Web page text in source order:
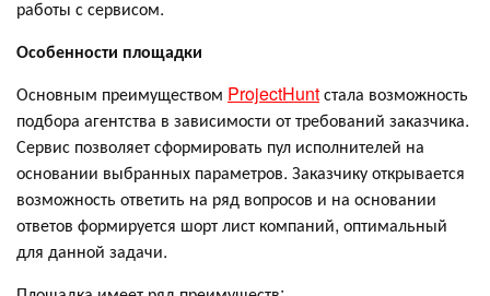
работы с сервисом.
Особенности площадки
Основным преимуществом ProjectHuntстала возможность
подбора агентства в зависимости от требований заказчика.
Сервис позволяет сформировать пул исполнителей на
основании выбранных параметров. Заказчику открывается
возможность ответить на ряд вопросов и на основании
ответов формируется шорт лист компаний, оптимальный
для данной задачи.